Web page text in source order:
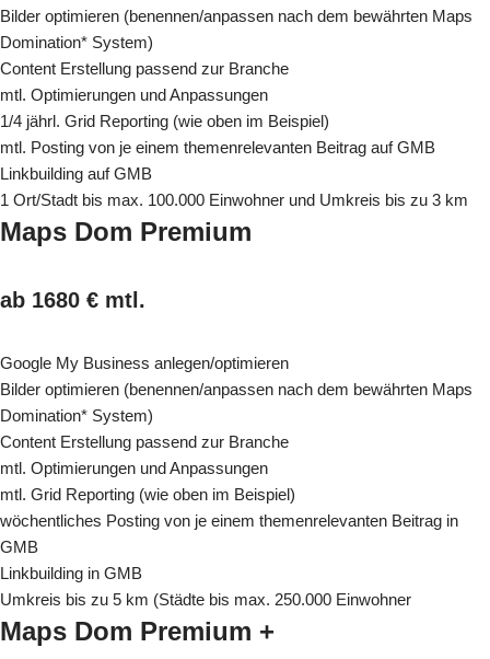
Bilder optimieren (benennen/anpassen nach dem bewährten Maps
Domination* System)
Content Erstellung passend zur Branche
mtl. Optimierungen und Anpassungen
1/4 jährl. Grid Reporting (wie oben im Beispiel)
mtl. Posting von je einem themenrelevanten Beitrag auf GMB
Linkbuilding auf GMB
1 Ort/Stadt bis max. 100.000 Einwohner und Umkreis bis zu 3 km
Maps Dom Premium
ab 1680 € mtl.
Google My Business anlegen/optimieren
Bilder optimieren (benennen/anpassen nach dem bewährten Maps
Domination* System)
Content Erstellung passend zur Branche
mtl. Optimierungen und Anpassungen
mtl. Grid Reporting (wie oben im Beispiel)
wöchentliches Posting von je einem themenrelevanten Beitrag in
GMB
Linkbuilding in GMB
Umkreis bis zu 5 km (Städte bis max. 250.000 Einwohner
Maps Dom Premium +